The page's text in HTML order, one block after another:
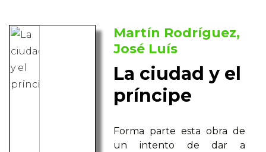
Martín Rodríguez,
José Luís
La ciudad y el
príncipe
Forma parte esta obra de
un intento de dar a